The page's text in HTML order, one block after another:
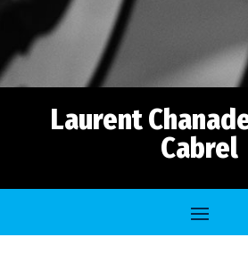
Laurent
Cabrel